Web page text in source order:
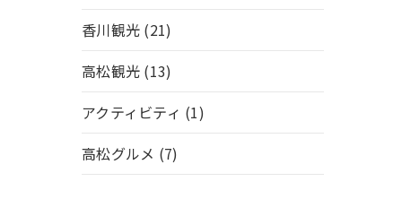
香川観光 (21)
高松観光 (13)
アクティビティ (1)
高松グルメ (7)